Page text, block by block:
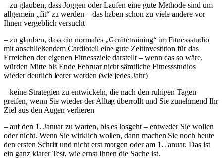
– zu glauben, dass Joggen oder Laufen eine gute Methode sind um
allgemein „fit“ zu werden – das haben schon zu viele andere vor
Ihnen vergeblich versucht
– zu glauben, dass ein normales „Gerätetraining“ im Fitnessstudio
mit anschließendem Cardioteil eine gute Zeitinvestition für das
Erreichen der eigenen Fitnessziele darstellt – wenn das so wäre,
würden Mitte bis Ende Februar nicht sämtliche Fitnessstudios
wieder deutlich leerer werden (wie jedes Jahr)
– keine Strategien zu entwickeln, die nach den ruhigen Tagen
greifen, wenn Sie wieder der Alltag überrollt und Sie zunehmend Ihr
Ziel aus den Augen verlieren
– auf den 1. Januar zu warten, bis es losgeht – entweder Sie wollen
oder nicht. Wenn Sie wirklich wollen, dann machen Sie noch heute
den ersten Schritt und nicht erst morgen oder am 1. Januar. Das ist
ein ganz klarer Test, wie ernst Ihnen die Sache ist.